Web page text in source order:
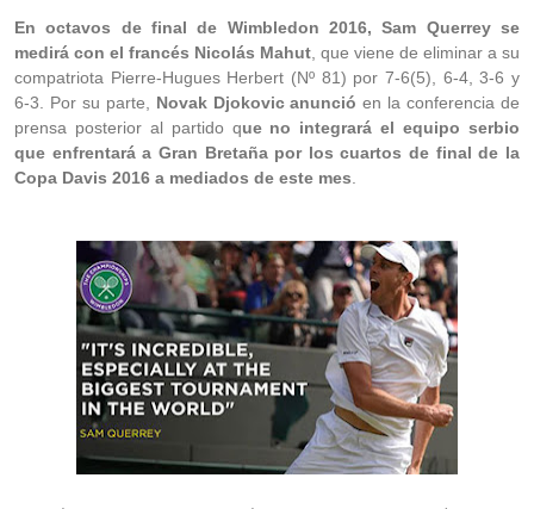
En octavos de final de Wimbledon 2016, Sam Querrey se
medirá con el francés Nicolás Mahut , que viene de eliminar a su
compatriota Pierre-Hugues Herbert (Nº 81) por 7-6(5), 6-4, 3-6 y
6-3. Por su parte, Novak Djokovic anunció en la conferencia de
prensa posterior al partido que no integrará el equipo serbio
que enfrentará a Gran Bretaña por los cuartos de final de la
Copa Davis 2016 a mediados de este mes